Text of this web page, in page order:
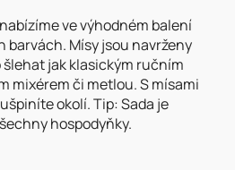
ve výhodném balení
barvách. Mísy jsou navrženy
šlehat jak klasickým ručním
mixérem či metlou. S mísami
okolí. Tip: Sada je
hospodyňky.